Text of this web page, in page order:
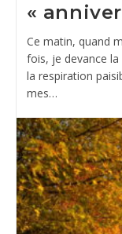
«
Ce matin, quand
fois, je devance
la respiration
mes…